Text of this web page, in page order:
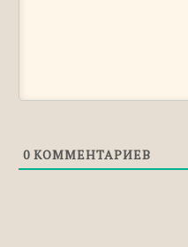
0 КОММЕНТАРИЕВ